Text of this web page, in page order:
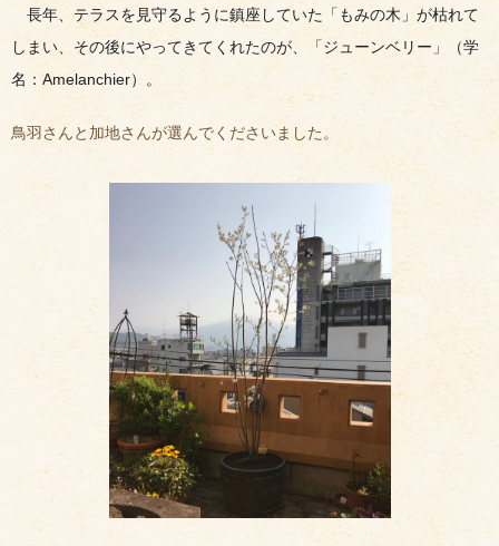
長年、テラスを見守るように鎮座していた「もみの木」が枯れて
しまい、その後にやってきてくれたのが、「ジューンベリー」（学
名：Amelanchier）。
鳥羽さんと加地さんが選んでくださいました。